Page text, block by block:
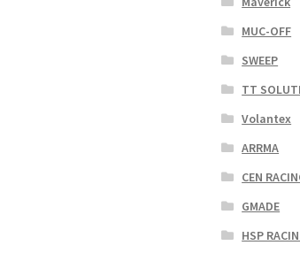
MUC-OFF
SWEEP
TT
Volantex
ARRMA
CEN
GMADE
HSP